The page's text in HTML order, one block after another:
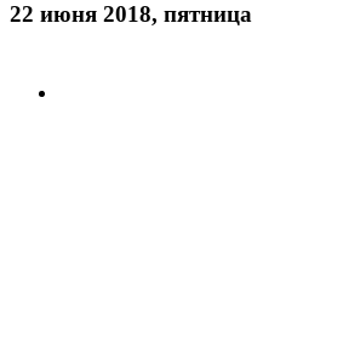
22 июня 2018, пятница